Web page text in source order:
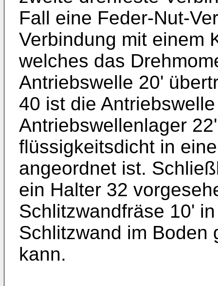
Fall eine Feder-Nut-
Verbindung mit einem
welches das
Antriebswelle 20'
40 ist die
Antriebswellenlager
flüssigkeitsdicht in
angeordnet ist.
ein Halter 32
Schlitzwandfräse 10'
Schlitzwand im Boden
kann.